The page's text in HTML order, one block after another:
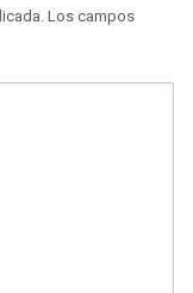
Los campos